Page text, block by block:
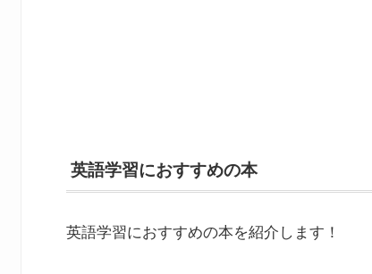
英語学習におすすめの本
英語学習におすすめの本を紹介します！